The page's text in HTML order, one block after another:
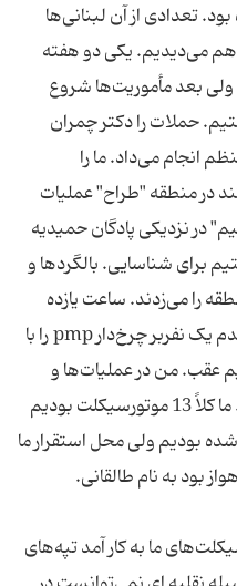
تعدادی از آن لبنانی‌ها
می‌دیدیم. یکی دو هفته
ولی بعد مأموریت‌ها شروع
حملات را دکتر چمران
انجام می‌داد. ما را
در منطقه "طراح" عملیات
در نزدیکی پادگان حمیدیه
برای شناسایی. بالگردها و
را می‌زدند. ساعت یازده
صبح اولین روزی که وارد منطقه شدم یک نفربر چرخ‌دار pmp را با
عقب. من در عملیات‌ها و
شناسایی‌های زیادی شرکت داشتم. ما کلاً 13 موتورسیکلت بودیم
بودیم ولی محل استقرار ما
ما به کار آمد تپه‌های